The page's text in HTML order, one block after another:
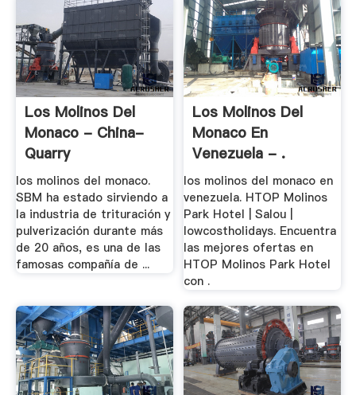
Los Molinos Del
Monaco - China-
Quarry
los molinos del monaco.
SBM ha estado sirviendo a
la industria de trituración y
pulverización durante más
de 20 años, es una de las
famosas compañía de ...
Los Molinos Del
Monaco En
Venezuela - .
los molinos del monaco en
venezuela. HTOP Molinos
Park Hotel | Salou |
lowcostholidays. Encuentra
las mejores ofertas en
HTOP Molinos Park Hotel
con .